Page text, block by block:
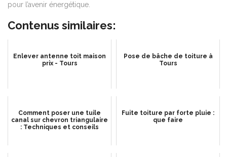
pour l’avenir énergétique.
Contenus similaires:
Enlever antenne toit maison
prix - Tours
Pose de bâche de toiture à
Tours
Comment poser une tuile
canal sur chevron triangulaire
: Techniques et conseils
Fuite toiture par forte pluie :
que faire